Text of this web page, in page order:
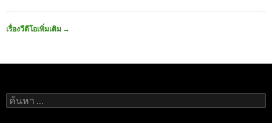
เรื่องวีดีโอเพิ่มเติม →
ค้นหา
สำหรับ: